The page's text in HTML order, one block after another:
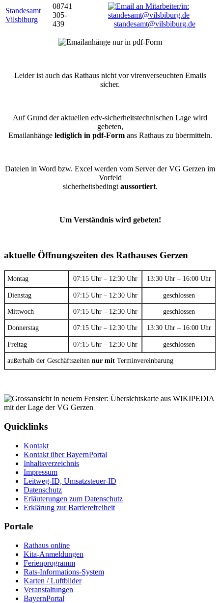
Standesamt
Vilsbiburg
08741
305-
439
standesamt@vilsbiburg.de
Leider ist auch das Rathaus nicht vor virenverseuchten Emails
sicher.
Auf Grund der aktuellen edv-sicherheitstechnischen Lage wird
gebeten,
Emailanhänge lediglich in pdf-Formans Rathaus zu übermitteln.
Dateien in Word bzw. Excel werden vom Server der VG Gerzen im
Vorfeld
sicherheitsbedingt aussortiert.
Um Verständnis wird gebeten!
aktuelle Öffnungszeiten des Rathauses Gerzen
Montag 07:15 Uhr – 12:30 Uhr 13:30 Uhr – 16:00 Uhr
Dienstag 07:15 Uhr – 12:30 Uhr geschlossen
Mittwoch 07:15 Uhr – 12:30 Uhr geschlossen
Donnerstag 07:15 Uhr – 12:30 Uhr 13:30 Uhr – 16:00 Uhr
Freitag 07:15 Uhr – 12:30 Uhr geschlossen
außerhalb der Geschäftszeiten nur mit Terminvereinbarung
Quicklinks
Kontakt
Kontakt über BayernPortal
Inhaltsverzeichnis
Impressum
Leitweg-ID, Umsatzsteuer-ID
Datenschutz
Erläuterungen zum Datenschutz
Erklärung zur Barrierefreiheit
Portale
Rathaus online
Kita-Anmeldungen
Ferienprogramm
Rats-Informations-System
Karten / Luftbilder
Veranstaltungen
BayernPortal